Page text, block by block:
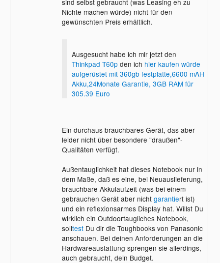
Nichte machen würde) nicht für den
gewünschten Preis erhältlich.
Ausgesucht habe ich mir jetzt den
Thinkpad T60p den ich hier kaufen würde
aufgerüstet mit 360gb festplatte,6600 mAH
Akku,24Monate Garantie, 3GB RAM für
305.39 Euro
Ein durchaus brauchbares Gerät, das aber
leider nicht über besondere "draußen"-
Qualitäten verfügt.
Außentauglichkeit hat dieses Notebook nur in
dem Maße, daß es eine, bei Neuauslieferung,
brauchbare Akkulaufzeit (was bei einem
gebrauchen Gerät aber nicht garantiert ist)
und ein reflexionsarmes Display hat. Willst Du
wirklich ein Outdoortaugliches Notebook,
solltestDu dir die Toughbooks von Panasonic
anschauen. Bei deinen Anforderungen an die
Hardwareaustattung sprengen sie allerdings,
auch gebraucht, dein Budget.